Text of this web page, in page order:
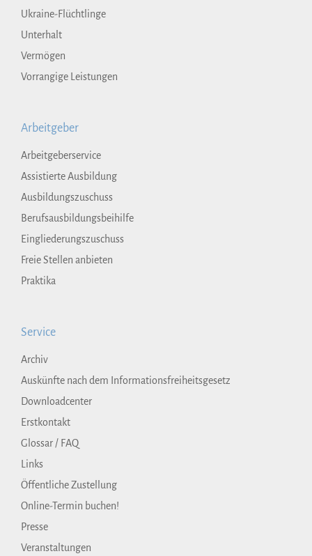
Ukraine-Flüchtlinge
Unterhalt
Vermögen
Vorrangige Leistungen
Arbeitgeber
Arbeitgeberservice
Assistierte Ausbildung
Ausbildungszuschuss
Berufsausbildungsbeihilfe
Eingliederungszuschuss
Freie Stellen anbieten
Praktika
Service
Archiv
Auskünfte nach dem Informationsfreiheitsgesetz
Downloadcenter
Erstkontakt
Glossar / FAQ
Links
Öffentliche Zustellung
Online-Termin buchen!
Presse
Veranstaltungen